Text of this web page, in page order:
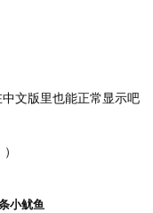
文版里也能正常显示吧
小鱿鱼